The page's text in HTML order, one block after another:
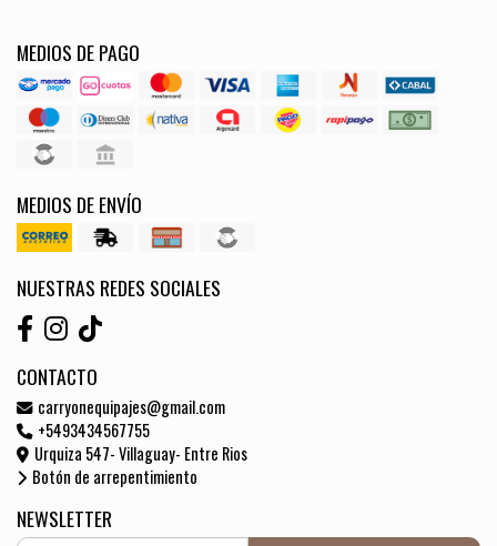
MEDIOS DE PAGO
MEDIOS DE ENVÍO
NUESTRAS REDES SOCIALES
CONTACTO
carryonequipajes@gmail.com
+5493434567755
Urquiza 547- Villaguay- Entre Rios
Botón de arrepentimiento
NEWSLETTER